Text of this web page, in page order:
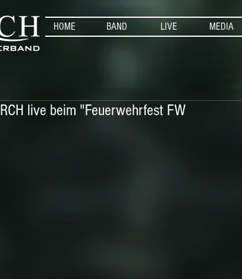
HOME BAND LIVE MEDIA
live beim "Feuerwehrfest FW